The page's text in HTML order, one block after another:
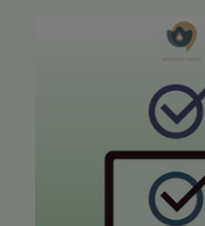
Αποτελέσματα